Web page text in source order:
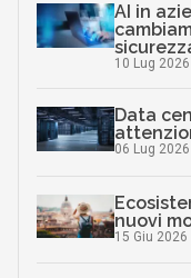
AI in
10 Lug 2026
Data
06 Lug 2026
nuovi
15 Giu 2026